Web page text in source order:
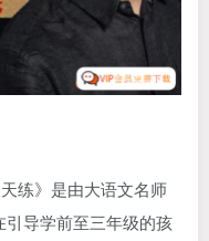
练》是由大语文名师
导学前至三年级的孩